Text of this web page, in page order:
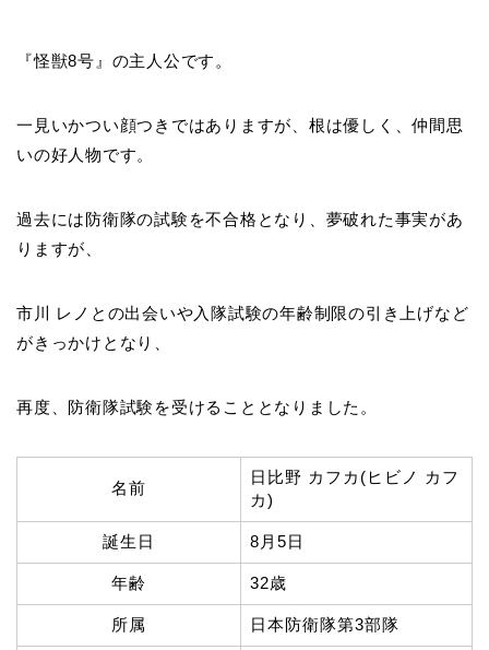
『怪獣8号』の主人公です。
一見いかつい顔つきではありますが、根は優しく、仲間思
いの好人物です。
過去には防衛隊の試験を不合格となり、夢破れた事実があ
りますが、
市川 レノとの出会いや入隊試験の年齢制限の引き上げなど
がきっかけとなり、
再度、防衛隊試験を受けることとなりました。
名前
日比野 カフカ(ヒビノ カフ
カ)
誕生日 8月5日
年齢 32歳
所属 日本防衛隊第3部隊